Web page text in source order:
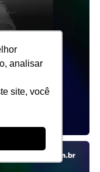
analisar
site, você